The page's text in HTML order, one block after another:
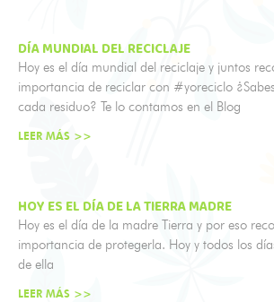
DÍA MUNDIAL DEL RECICLAJE
Hoy es el día mundial del reciclaje y juntos
importancia de reciclar con #yoreciclo
cada residuo? Te lo contamos en el Blog
LEER MÁS >>
HOY ES EL DÍA DE LA TIERRA MADRE
Hoy es el día de la madre Tierra y por eso
importancia de protegerla. Hoy y todos los
de ella
LEER MÁS >>